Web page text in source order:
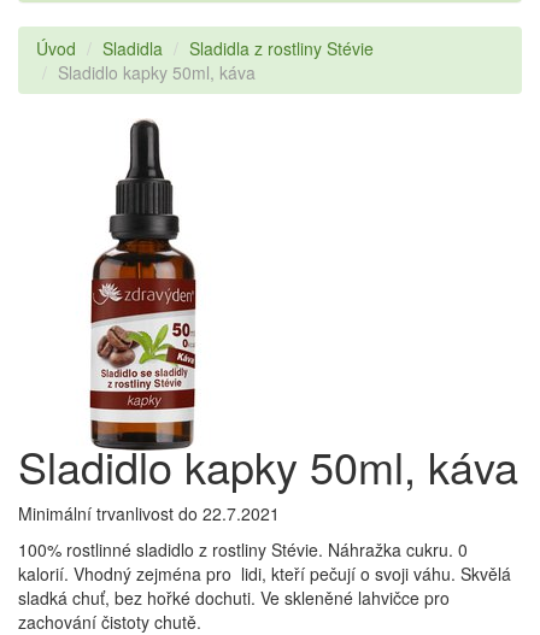
Úvod Sladidla
Sladidla z rostliny Stévie
Sladidlo kapky 50ml, káva
Sladidlo kapky 50ml, káva
Minimální trvanlivost do 22.7.2021
100% rostlinné sladidlo z rostliny Stévie. Náhražka cukru. 0
kalorií. Vhodný zejména pro lidi, kteří pečují o svoji váhu. Skvělá
sladká chuť, bez hořké dochuti. Ve skleněné lahvičce pro
zachování čistoty chutě.